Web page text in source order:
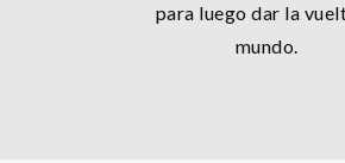
para luego dar la
mundo.